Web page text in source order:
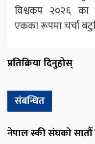
विश्वकप २०२६ का
एकका रूपमा चर्चा
प्रतिक्रिया दिनुहोस्
संबन्धित
नेपाल स्की संघको सातौँ